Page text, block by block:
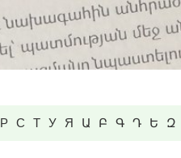
Р С Т У Я Ա Բ Գ Դ Ե Զ